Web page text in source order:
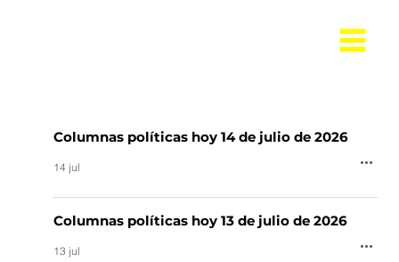
Columnas políticas hoy 14 de julio de 2026
14 jul
Columnas políticas hoy 13 de julio de 2026
13 jul